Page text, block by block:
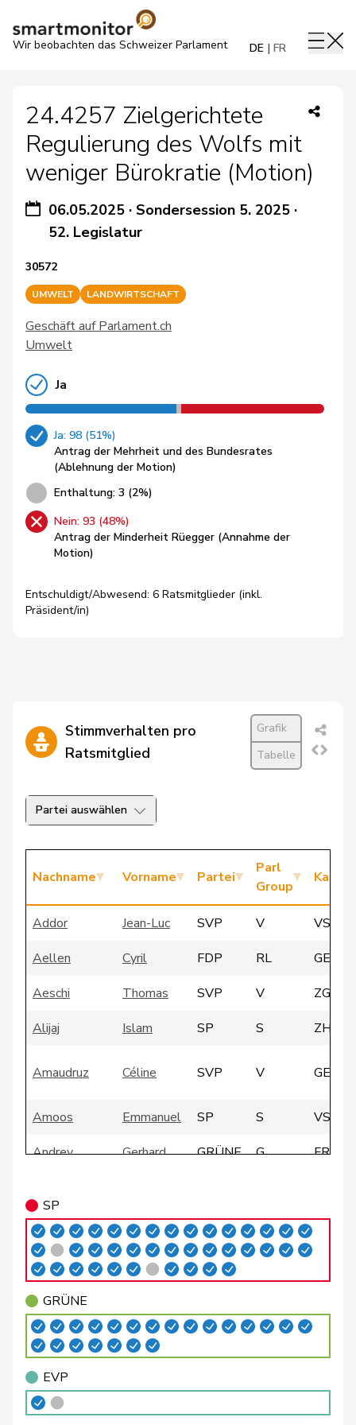
Wir beobachten das Schweizer Parlament DE FR
24.4257 Zielgerichtete
Regulierung des Wolfs mit
weniger Bürokratie (Motion)
06.05.2025 ·Sondersession 5. 2025 ·
52. Legislatur
30572
UMWELT LANDWIRTSCHAFT
Geschäft auf Parlament.ch
Umwelt
Ja
Ja: 98 (51%)
Antrag der Mehrheit und des Bundesrates
(Ablehnung der Motion)
Enthaltung: 3 (2%)
Nein: 93 (48%)
Antrag der Minderheit Rüegger (Annahme der
Motion)
Entschuldigt/Abwesend: 6 Ratsmitglieder (inkl.
Präsident/in)
Stimmverhalten pro
Ratsmitglied
Grafik
Tabelle
Partei auswählen
Nachname Vorname Partei
Parl
Group
Addor Jean-Luc SVP V
VS
Aellen
Cyril FDP RL
GE
Aeschi
Thomas SVP V
ZG
Alijaj
Islam SP S ZH
Amaudruz Céline SVP V GE
Amoos Emmanuel SP S
VS
Andrey
Gerhard GRÜNE G
FR
Badran
Jacqueline SP S
ZH
Bally
Maya Mitte M-E
Balmer
Barandun
Nicole Mitte M-E
Baumann
Kilian GRÜNE G
BE
Bäumle
Martin glp GL
ZH
SP
GRÜNE
EVP